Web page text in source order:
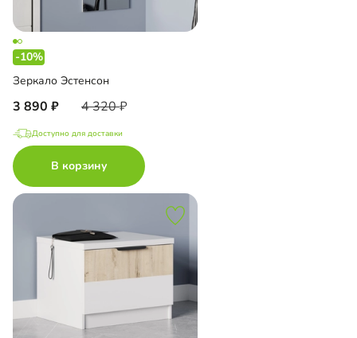
-10%
Зеркало Эстенсон
3 890 4 320
Доступно для доставки
В корзину